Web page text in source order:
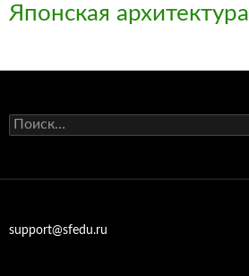
Японская архитектура
Найти:
support@sfedu.ru